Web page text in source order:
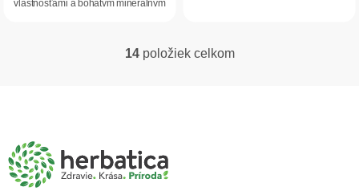
vlastnosťami a bohatým minerálnym
O
14položiek celkom